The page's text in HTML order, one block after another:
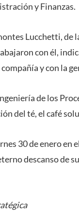
y Finanzas.
Lucchetti, de
con él,
y con la
de los
del té, el café
30 de enero
descanso de